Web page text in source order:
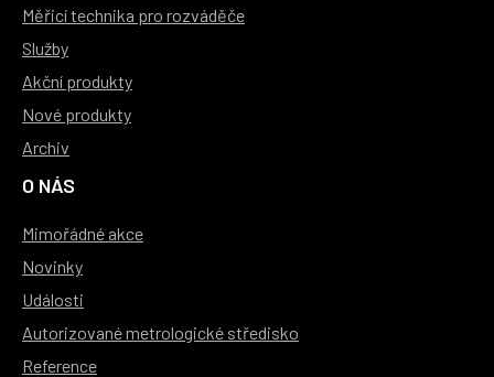
Měřicí technika pro rozváděče
Služby
Akční produkty
Nové produkty
Archiv
O NÁS
Mimořádné akce
Novinky
Události
Autorizované metrologické středisko
Reference